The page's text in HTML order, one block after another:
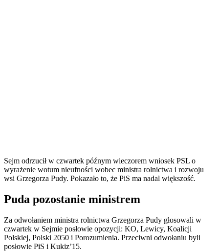
Sejm odrzucił w czwartek późnym wieczorem wniosek PSL o
wyrażenie wotum nieufności wobec ministra rolnictwa i rozwoju
wsi Grzegorza Pudy. Pokazało to, że PiS ma nadal większość.
Puda pozostanie ministrem
Za odwołaniem ministra rolnictwa Grzegorza Pudy głosowali w
czwartek w Sejmie posłowie opozycji: KO, Lewicy, Koalicji
Polskiej, Polski 2050 i Porozumienia. Przeciwni odwołaniu byli
posłowie PiS i Kukiz’15.